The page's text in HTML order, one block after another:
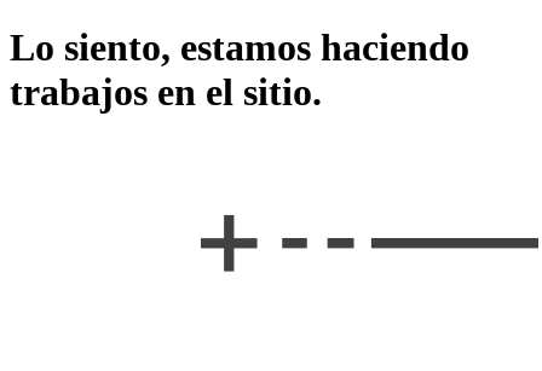
Lo siento, estamos haciendo
trabajos en el sitio.